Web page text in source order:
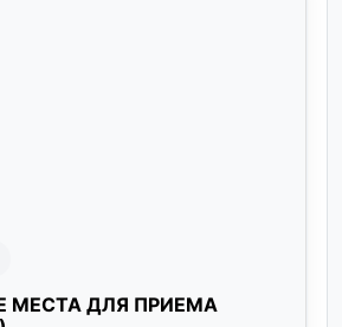
МЕСТА ДЛЯ ПРИЕМА